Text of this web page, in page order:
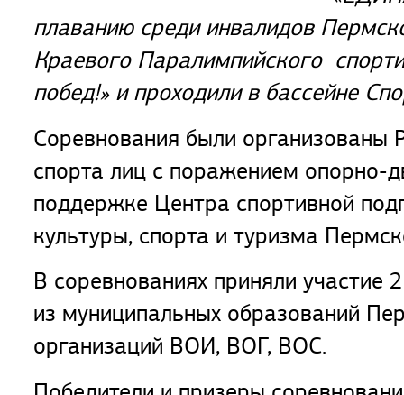
плаванию среди инвалидов
Краевого Паралимпийского
побед!» и проходили в бассейне
Соревнования были организованы
спорта лиц с поражением опорно-
поддержке Центра спортивной
культуры, спорта и туризма
В соревнованиях приняли
из муниципальных образований
организаций ВОИ, ВОГ, ВОС.